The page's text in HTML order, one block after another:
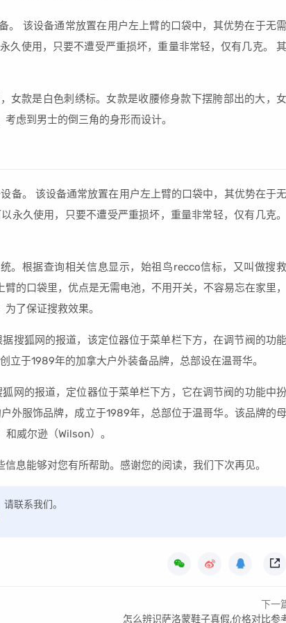
。 该设备通常放置在用户左上臂的口袋中，其优势在于无需
久使用，只要不遭受严重损坏，重量非常轻，仅有几克。 其
女款是白色刺绣标。女款是收腰修身款下摆胯部出的大，女
虑到男士的倒三角的身形而设计。
备。 该设备通常放置在用户左上臂的口袋中，其优势在于无
永久使用，只要不遭受严重损坏，重量非常轻，仅有几克。
。根据查询相关信息显示，始祖鸟recco信标，又叫做搜救
的口袋里，优点是无需电池，不用开关，不容易忘在家里，
了保证搜救效果。
搜狐网的报道，该定位器位于菜单栏下方，在调节阀的功能
立于1989年的加拿大户外装备品牌，总部设在温哥华。
网的报道，定位器位于菜单栏下方，它在调节阀的功能中扮
外服饰品牌，成立于1989年，总部位于温哥华。该品牌的母
威尔逊（Wilson）。
息能够对您有所帮助。感谢您的阅读，我们下次再见。
联系我们。
下一
怎么辨识萨洛蒙鞋子真假,价格对比参